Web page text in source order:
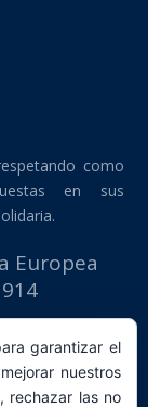
como
en sus
Europea
garantizar el
nuestros
rechazar las no